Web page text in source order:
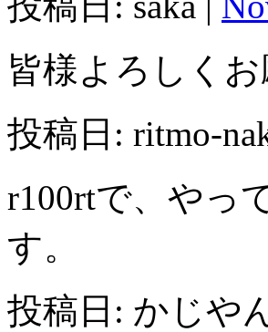
皆様よろしく
投稿日: ritmo-
r100rtで、やっ
す。
投稿日: かじや